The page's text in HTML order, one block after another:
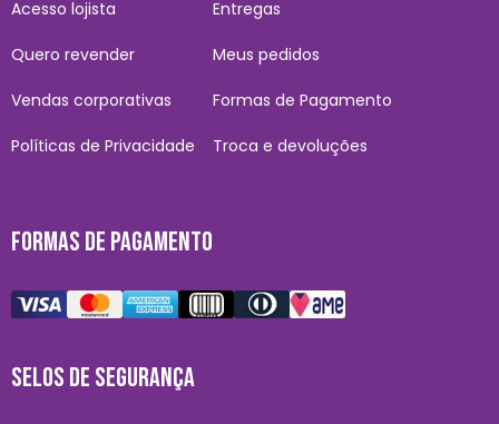
Acesso lojista
Quero revender
Vendas corporativas
Políticas de Privacidade
Entregas
Meus pedidos
Formas de Pagamento
Troca e devoluções
FORMAS DE PAGAMENTO
SELOS DE SEGURANÇA